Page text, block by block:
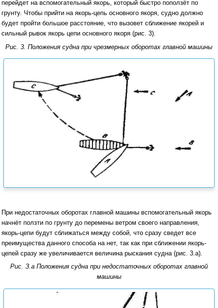
перейдет на вспомогательный якорь, который быстро поползёт по
грунту. Чтобы прийти на якорь-цепь основного якоря, судно должно
будет пройти большое расстояние, что вызовет сближение якорей и
сильный рывок якорь цепи основного якоря (рис. 3).
Рис. 3. Положения судна при чрезмерных оборотах главной машины
При недостаточных оборотах главной машины вспомогательный якорь
начнёт ползти по грунту до перемены ветром своего направления,
якорь-цепи будут сближаться между собой, что сразу сведет все
преимущества данного способа на нет, так как при сближении якорь-
цепей сразу же увеличивается величина рыскания судна (рис. 3.а).
Рис. З.а Положения судна при недостаточных оборотах главной
машины